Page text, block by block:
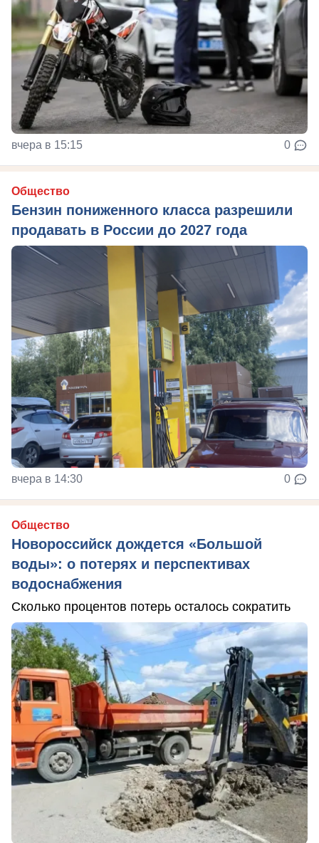
вчера в 15:15 0
Общество
Бензин пониженного класса разрешили
продавать в России до 2027 года
вчера в 14:30 0
Общество
Новороссийск дождется «Большой
воды»: о потерях и перспективах
водоснабжения
Сколько процентов потерь осталось сократить